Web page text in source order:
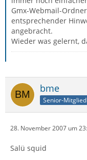
Gmx-Webmail-
entsprechender
angebracht.
Wieder was gelernt,
bme
Senior-Mitglied
28. November 2007 um
Salü squid